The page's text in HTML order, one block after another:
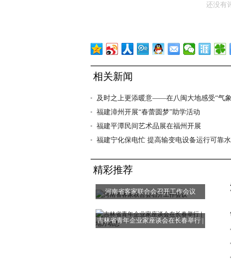
还没有
相关新闻
及时之上更添暖意——在八闽大地感受“气
福建漳州开展“春蕾圆梦”助学活动
福建平潭民间艺术品展在福州开展
福建宁化保电忙 提高输变电设备运行可靠
精彩推荐
河南省客家联合会召开工作会议
吉林省青年企业家座谈会在长春举行 |